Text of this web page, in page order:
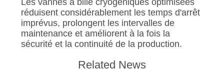
Les vannes à bille cryogéniques optimisées
réduisent considérablement les temps d'arrêt
imprévus, prolongent les intervalles de
maintenance et améliorent à la fois la
sécurité et la continuité de la production.
Related News